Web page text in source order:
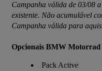
Campanha válida de 03/08
existente. Não acumulável
Campanha válida para
Opcionais BMW Motorrad
Pack Active